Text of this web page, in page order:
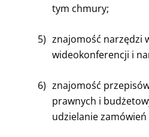
tym chmury;
5) znajomość narzędzi
wideokonferencji i
6) znajomość
prawnych i
udzielanie